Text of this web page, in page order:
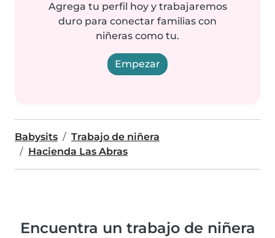
Agrega tu perfil hoy y trabajaremos
duro para conectar familias con
niñeras como tu.
Empezar
Babysits
Trabajo de niñera
Hacienda Las Abras
Encuentra un trabajo de niñera